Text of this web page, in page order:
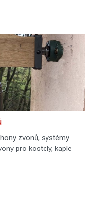
zvonů, systémy
pro kostely, kaple